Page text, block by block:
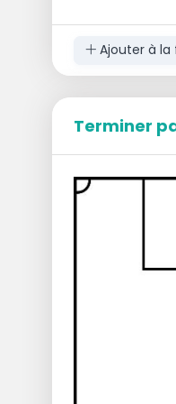
joueur qui
l'arrête est
L'équipe
plusieurs
Le joueur
ce que
terminé.
Dans les
le ballon
c'est fini. Pour
à mi-chemin
Un
but, en
s'élance
n'assume
Ajouter à
Terminer